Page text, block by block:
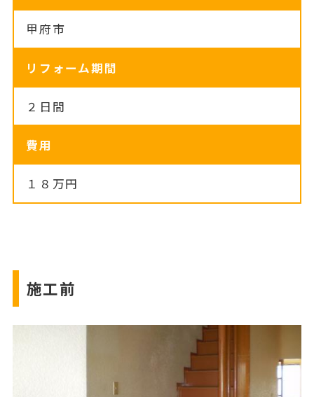
甲府市
リフォーム期間
２日間
費用
１８万円
施工前